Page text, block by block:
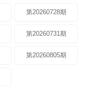
第20260728期
第20260731期
第20260805期